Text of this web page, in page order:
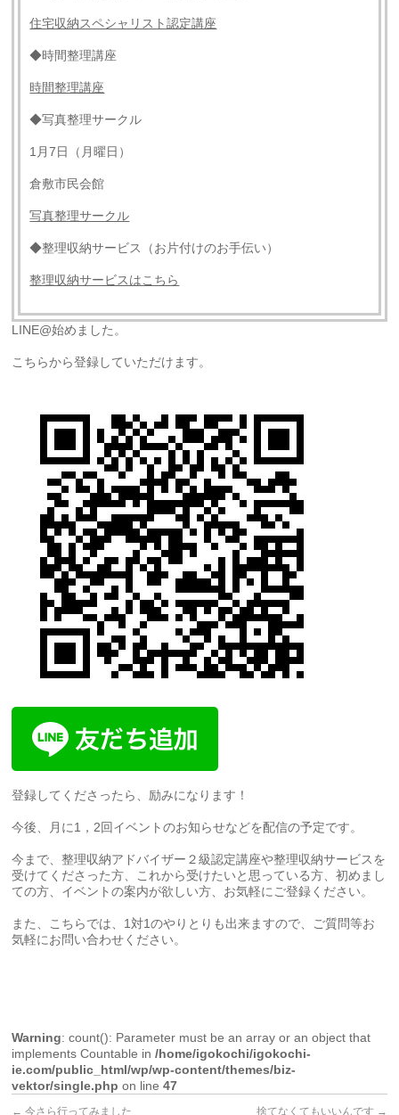
住宅収納スペシャリスト認定講座
◆時間整理講座
時間整理講座
◆写真整理サークル
1月7日（月曜日）
倉敷市民会館
写真整理サークル
◆整理収納サービス（お片付けのお手伝い）
整理収納サービスはこちら
LINE@始めました。
こちらから登録していただけます。
登録してくださったら、励みになります！
今後、月に1，2回イベントのお知らせなどを配信の予定です。
今まで、整理収納アドバイザー２級認定講座や整理収納サービスを
受けてくださった方、これから受けたいと思っている方、初めまし
ての方、イベントの案内が欲しい方、お気軽にご登録ください。
また、こちらでは、1対1のやりとりも出来ますので、ご質問等お
気軽にお問い合わせください。
Warning: count(): Parameter must be an array or an object that
implements Countable in/home/igokochi/igokochi-
ie.com/public_html/wp/wp-content/themes/biz-
vektor/single.php on line47
← 今さら行ってみました 捨てなくてもいいんです →